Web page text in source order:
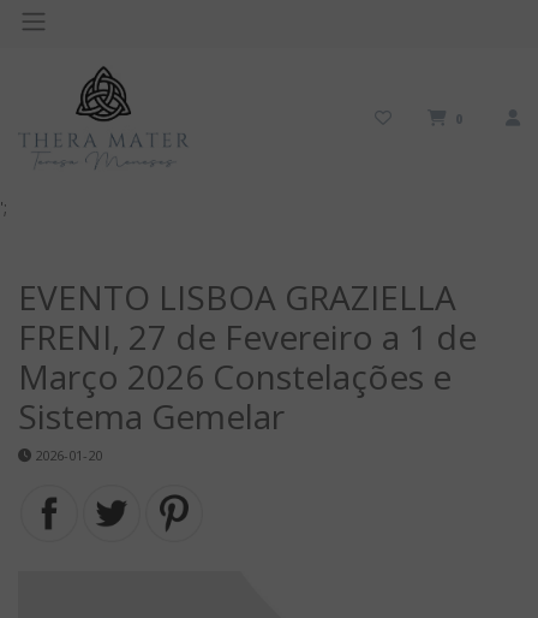
';
0
EVENTO LISBOA GRAZIELLA
FRENI, 27 de Fevereiro a 1 de
Março 2026 Constelações e
Sistema Gemelar
2026-01-20